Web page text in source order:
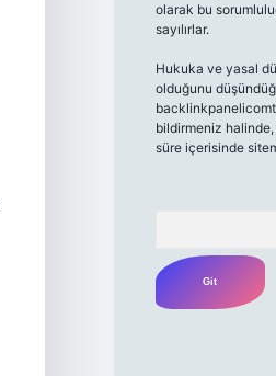
olarak bu
sayılırlar.
Hukuka ve yasal
olduğunu
bildirmeniz
süre içerisinde